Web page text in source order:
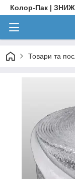
Колор-Пак |
Товари та